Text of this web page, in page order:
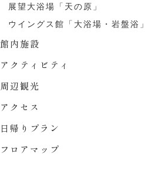
展望大浴場「天の原」
ウイングス館「大浴場・岩盤浴」
館内施設
アクティビティ
周辺観光
アクセス
日帰りプラン
フロアマップ